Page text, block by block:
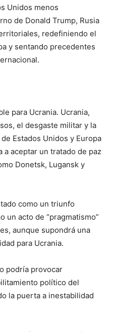
Unidos menos
de Donald Trump, Rusia
redefiniendo el
y sentando precedentes
para Ucrania. Ucrania,
el desgaste militar y la
Estados Unidos y Europa
a aceptar un tratado de paz
Donetsk, Lugansk y
como un triunfo
un acto de “pragmatismo”
aunque supondrá una
para Ucrania.
podría provocar
político del
la puerta a inestabilidad